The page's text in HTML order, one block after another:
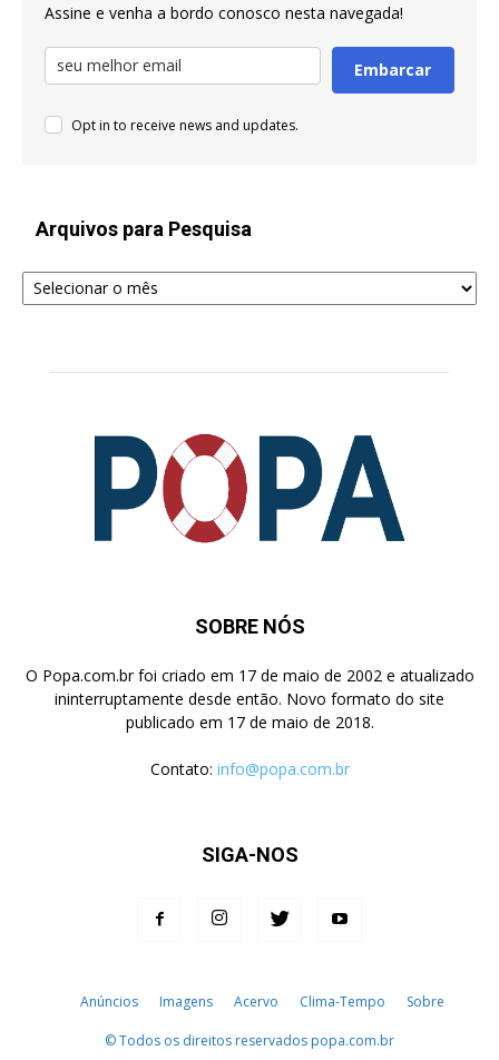
Assine e venha a bordo conosco nesta navegada!
Embarcar
Opt in to receive news and updates.
Arquivos para Pesquisa
Arquivos
para
SOBRE NÓS
O Popa.com.br foi criado em 17 de maio de 2002 e atualizado
ininterruptamente desde então. Novo formato do site
publicado em 17 de maio de 2018.
Contato: info@popa.com.br
SIGA-NOS
Anúncios Imagens Acervo Clima-Tempo Sobre
© Todos os direitos reservados popa.com.br